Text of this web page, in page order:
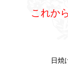
これか
日焼